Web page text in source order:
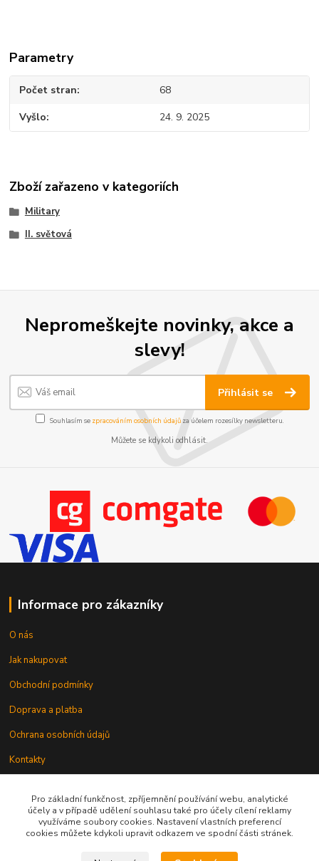
Parametry
Počet stran 68
Vyšlo 24. 9. 2025
Zboží zařazeno v kategoriích
Military
II. světová
Nepromeškejte novinky, akce a
slevy!
Přihlásit se
Souhlasím se zpracováním osobních údajůza účelem rozesílky newsletteru.
Můžete se kdykoli odhlásit.
Informace pro zákazníky
O nás
Jak nakupovat
Obchodní podmínky
Doprava a platba
Ochrana osobních údajů
Kontakty
Pro základní funkčnost, zpříjemnění používání webu, analytické
účely a v případě udělení souhlasu také pro účely cílení reklamy
využíváme soubory cookies. Nastavení vlastních preferencí
cookies můžete kdykoli upravit odkazem ve spodní části stránek.